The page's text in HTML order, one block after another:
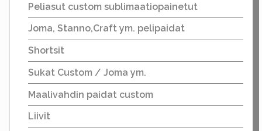
Peliasut custom sublimaatiopainetut
Joma, Stanno,Craft ym. pelipaidat
Shortsit
Sukat Custom / Joma ym.
Maalivahdin paidat custom
Liivit